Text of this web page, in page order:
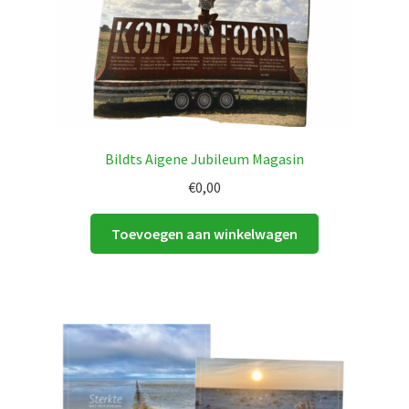
Bildts Aigene Jubileum Magasin
€0,00
Toevoegen aan winkelwagen